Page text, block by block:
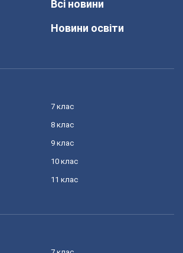
Всі новини
Новини освіти
7 клас
8 клас
9 клас
10 клас
11 клас